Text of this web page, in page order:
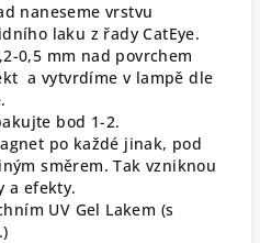
naneseme vrstvu
laku z řady CatEye.
0,5 mm nad povrchem
a vytvrdíme v lampě dle
bod 1-2.
po každé jinak, pod
směrem. Tak vzniknou
a efekty.
UV Gel Lakem (s